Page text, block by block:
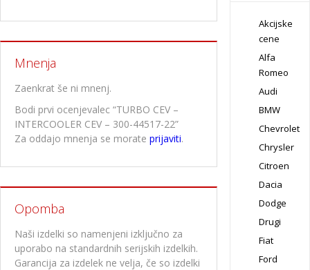
Mnenja
Zaenkrat še ni mnenj.
Bodi prvi ocenjevalec “TURBO CEV –
INTERCOOLER CEV – 300-44517-22”
Za oddajo mnenja se morate prijaviti.
Opomba
Naši izdelki so namenjeni izključno za
uporabo na standardnih serijskih izdelkih.
Garancija za izdelek ne velja, če so izdelki
Akcijske
cene
Alfa
Romeo
Audi
BMW
Chevrolet
Chrysler
Citroen
Dacia
Dodge
Drugi
Fiat
Ford